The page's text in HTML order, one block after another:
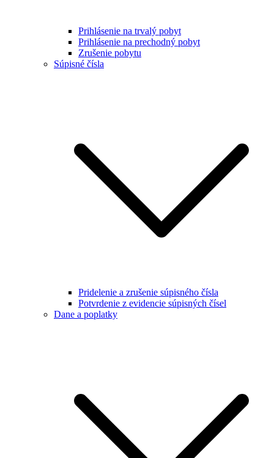
Prihlásenie na trvalý pobyt
Prihlásenie na prechodný pobyt
Zrušenie pobytu
Súpisné čísla
Pridelenie a zrušenie súpisného čísla
Potvrdenie z evidencie súpisných čísel
Dane a poplatky